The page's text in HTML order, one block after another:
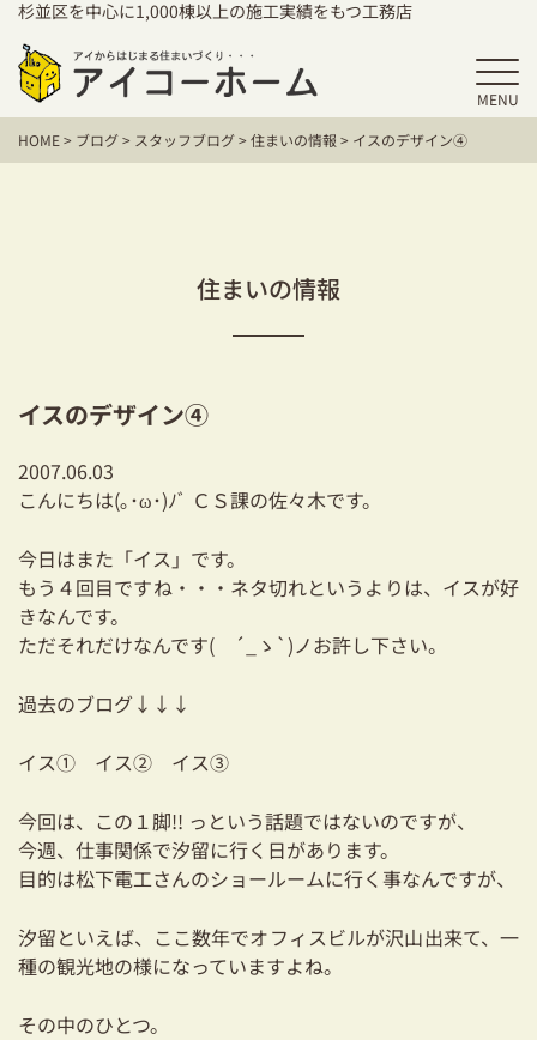
杉並区を中心に1,000棟以上の施工実績をもつ工務店
MENU
HOME
アイコーホームの家づくり
お客様の声
保証／アフターサポート
建て替えをお考えの方
耐震対策も安心の家づくり
リフォーム・リノベーションをお考えの方
ショールーム
お知らせ
採用情報
HOME> ブログ> スタッフブログ>住まいの情報 > イスのデザイン④
住まいの情報
イスのデザイン④
2007.06.03
こんにちは(｡･ω･)ﾉﾞ ＣＳ課の佐々木です。
今日はまた「イス」です。
もう４回目ですね・・・ネタ切れというよりは、イスが好
きなんです。
ただそれだけなんです( ´_ゝ`)ノお許し下さい。
過去のブログ↓↓↓
イス① イス② イス③
今回は、この１脚!! っという話題ではないのですが、
今週、仕事関係で汐留に行く日があります。
目的は松下電工さんのショールームに行く事なんですが、
汐留といえば、ここ数年でオフィスビルが沢山出来て、一
種の観光地の様になっていますよね。
その中のひとつ。